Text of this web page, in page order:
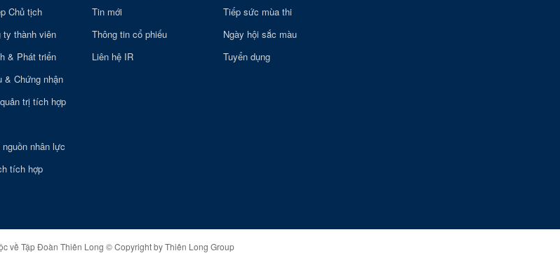
Chủ tịch
ty thành viên
& Phát triển
& Chứng nhận
trị tích hợp
nhân lực
tích hợp
Tin mới
Thông tin cổ phiếu
Liên hệ IR
Tiếp sức mùa thi
Ngày hội sắc màu
Tuyển dụng
về Tập Đoàn Thiên Long © Copyright by Thiên Long Group